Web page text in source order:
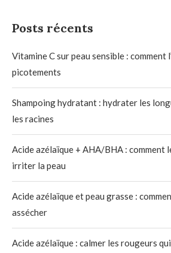
Posts récents
Vitamine C sur peau sensible : comment
picotements
Shampoing hydratant : hydrater les
les racines
Acide azélaïque + AHA/BHA : comment
irriter la peau
Acide azélaïque et peau grasse :
assécher
Acide azélaïque : calmer les rougeurs